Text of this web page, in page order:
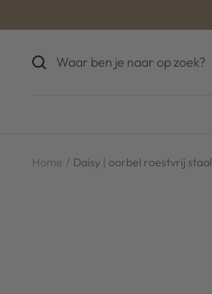
naar
inhoud
Home Daisy | oorbel roestvrij staal